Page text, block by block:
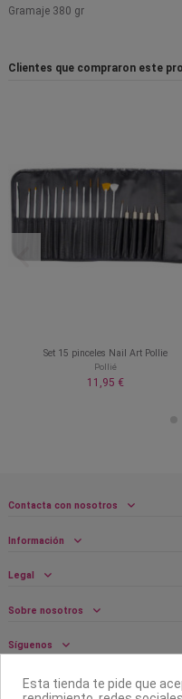
Gramaje 380 gr
Clientes que compraron este
Set 15 pinceles Nail Art Pollie
Pollié
11,95 €
Contacta con nosotros
Información
Legal
Sobre nosotros
Síguenos
Boletín
Esta tienda te pide que